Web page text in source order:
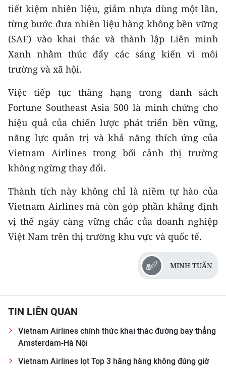
tiết kiệm nhiên liệu, giảm nhựa dùng một lần,
từng bước đưa nhiên liệu hàng không bền vững
(SAF) vào khai thác và thành lập Liên minh
Xanh nhằm thúc đẩy các sáng kiến vì môi
trường và xã hội.
Việc tiếp tục thăng hạng trong danh sách
Fortune Southeast Asia 500 là minh chứng cho
hiệu quả của chiến lược phát triển bền vững,
năng lực quản trị và khả năng thích ứng của
Vietnam Airlines trong bối cảnh thị trường
không ngừng thay đổi.
Thành tích này không chỉ là niềm tự hào của
Vietnam Airlines mà còn góp phần khẳng định
vị thế ngày càng vững chắc của doanh nghiệp
Việt Nam trên thị trường khu vực và quốc tế.
MINH TUẤN
TIN LIÊN QUAN
Vietnam Airlines chính thức khai thác đường bay thẳng
Amsterdam-Hà Nội
Vietnam Airlines lọt Top 3 hãng hàng không đúng giờ